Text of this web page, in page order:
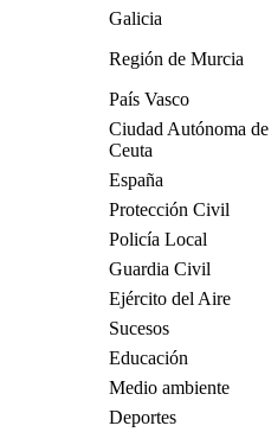
Galicia
Región de Murcia
País Vasco
Ciudad Autónoma de
Ceuta
España
Protección Civil
Policía Local
Guardia Civil
Ejército del Aire
Sucesos
Educación
Medio ambiente
Deportes